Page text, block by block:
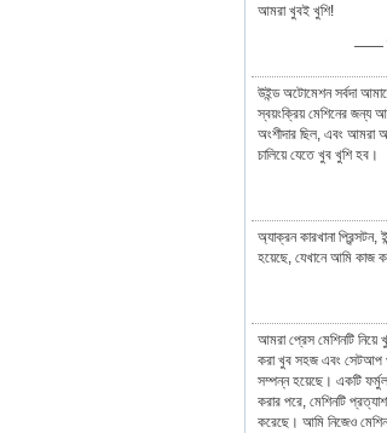
আমরা খুবই খুশি!
——
উইন্ড অটোমেশন সর্বদা
স্বয়ংক্রিয় মেশিনের জন্য
অংশীদার ছিল, এবং আমরা
চালিয়ে যেতে খুব খুশি হব।
অ্যাক্রন কারখানা প্রিন্সটন,
হয়েছে, যেখানে আমি কাজ
আমরা প্রেস মেশিনটি নিয়ে
করা খুব সহজ এবং সেটআপ
সম্পন্ন হয়েছে। একটি
করার পরে, মেশিনটি
করেছে। আমি নিজেও